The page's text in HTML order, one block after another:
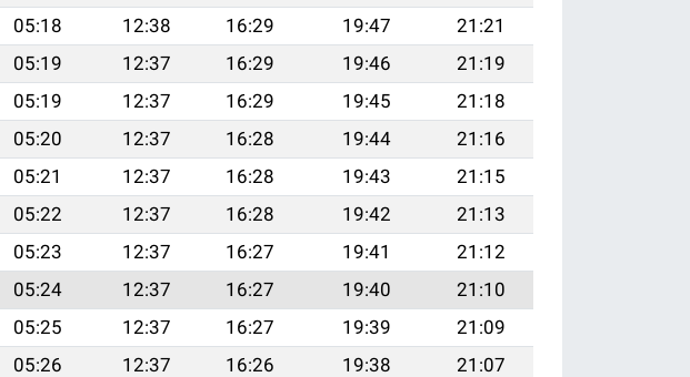
05:18 12:38 16:29 19:47
21:21
05:19 12:37 16:29 19:46
21:19
05:19 12:37 16:29 19:45
21:18
05:20 12:37 16:28 19:44
21:16
05:21 12:37 16:28 19:43
21:15
05:22 12:37 16:28 19:42
21:13
05:23 12:37 16:27 19:41
21:12
05:24 12:37 16:27 19:40
21:10
05:25 12:37 16:27 19:39
21:09
05:26 12:37 16:26 19:38
21:07